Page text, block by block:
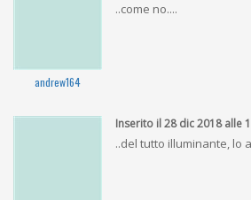
andrew164
..come no....
Inserito il 28 dic 2018 alle
..del tutto illuminante, lo